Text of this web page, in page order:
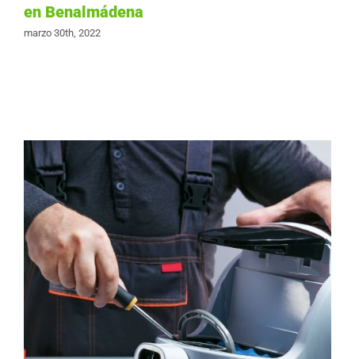
en Benalmádena
marzo 30th, 2022